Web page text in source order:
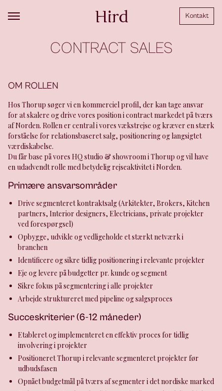
Kontakt
CONTRACT SALES
OM ROLLEN
Hos Thorup søger vi en kommerciel profil, der kan tage ansvar
for at skalere og drive vores position i contract markedet på tværs
af Norden. Rollen er central i vores vækstrejse og kræver en stærk
forståelse for relationsbaseret salg, positionering og langsigtet
værdiskabelse.
Du får base på vores HQ studio & showroom i Thorup og vil have
en udadvendt rolle med betydelig rejseaktivitet i Norden.
Primære ansvarsområder
Drive segmenteret kontraktsalg (Arkitekter, Brokers, Kitchen
partners, Interior designers, Electricians, private projekter
ved forespørgsel)
Opbygge, udvikle og vedligeholde et stærkt netværk i
branchen
Identificere og sikre tidlig positionering i relevante projekter
Eje og levere på budgetter pr. kunde og segment
Sikre fokus på segmentering i alle projekter
Arbejde struktureret med pipeline og salgsproces
Succeskriterier (6-12 måneder)
Etableret og implementeret en effektiv proces for tidlig
involvering i projekter
Positioneret Thorup i relevante segmenteret projekter før
udbudsfasen
Opnået budgetmål på tværs af segmenter i det nordiske marked